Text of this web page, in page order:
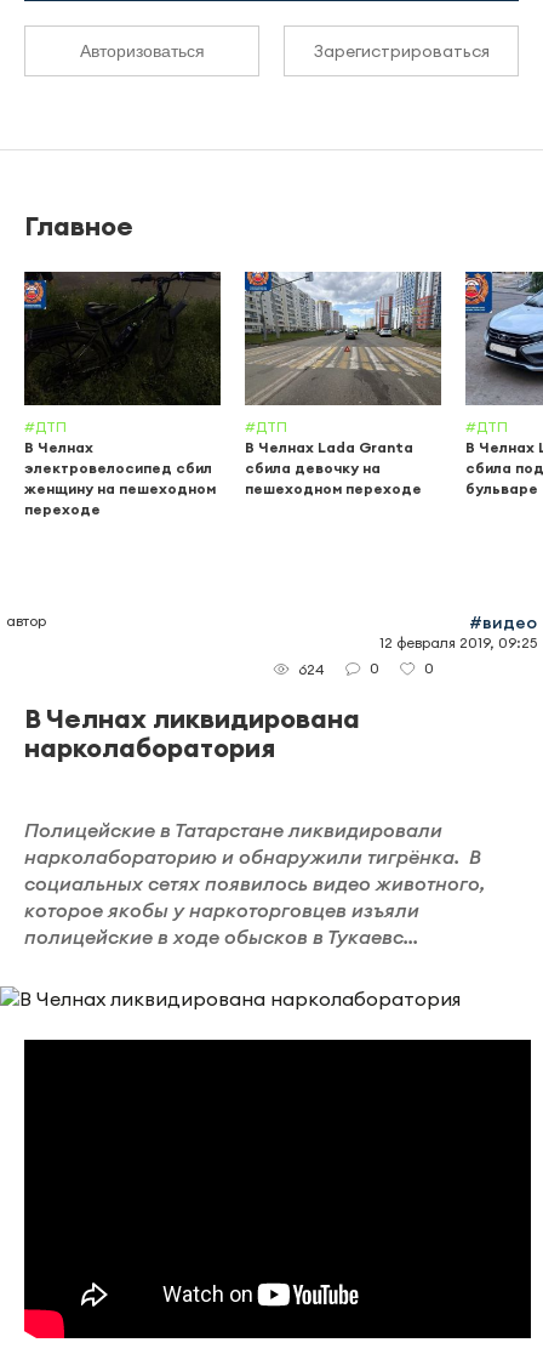
Авторизоваться Зарегистрироваться
Главное
#ДТП
В Челнах
электровелосипед сбил
женщину на пешеходном
переходе
#ДТП
В Челнах Lada Granta
сбила девочку на
пешеходном переходе
#ДТП
В Челнах
сбила
автор #видео
12 февраля 2019, 09:25
624
0 0
В Челнах ликвидирована
нарколаборатория
Полицейские в Татарстане ликвидировали
нарколабораторию и обнаружили тигрёнка. В
социальных сетях появилось видео животного,
которое якобы у наркоторговцев изъяли
полицейские в ходе обысков в Тукаевс...